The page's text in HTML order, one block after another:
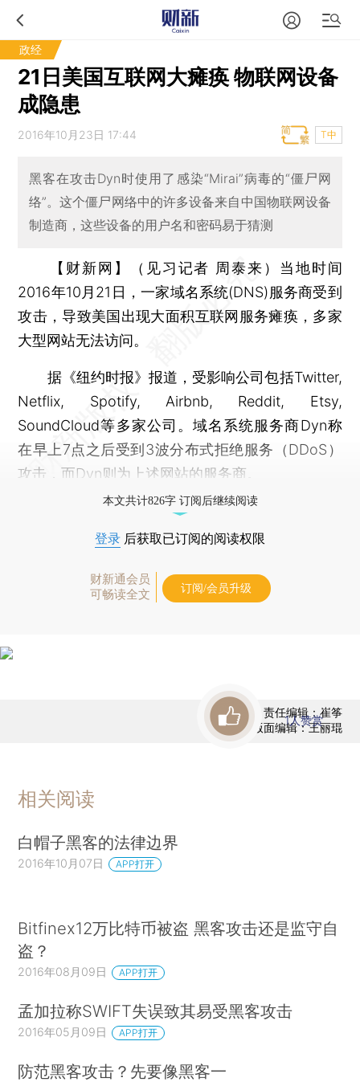
政经
21日美国互联网大瘫痪 物联网设备
成隐患
2016年10月23日 17:44 T中
黑客在攻击Dyn时使用了感染“Mirai”病毒的“僵尸网
络”。这个僵尸网络中的许多设备来自中国物联网设备
制造商，这些设备的用户名和密码易于猜测
【财新网】（见习记者 周泰来） 当地时间
2016年10月21日，一家域名系统(DNS)服务商受到
攻击，导致美国出现大面积互联网服务瘫痪，多家
大型网站无法访问。
据《纽约时报》报道，受影响公司包括Twitter,
Netflix, Spotify, Airbnb, Reddit, Etsy,
SoundCloud等多家公司。域名系统服务商Dyn称
在早上7点之后受到3波分布式拒绝服务（DDoS）
攻击，而Dyn则为上述网站的服务商。
本文共计826字 订阅后继续阅读
登录 后获取已订阅的阅读权限
财新通会员
可畅读全文
订阅/会员升级
责任编辑：崔筝
版面编辑：王丽琨
1人赞赏
相关阅读
白帽子黑客的法律边界
2016年10月07日 APP打开
Bitfinex12万比特币被盗 黑客攻击还是监守自
盗？
2016年08月09日 APP打开
孟加拉称SWIFT失误致其易受黑客攻击
2016年05月09日 APP打开
防范黑客攻击？先要像黑客一